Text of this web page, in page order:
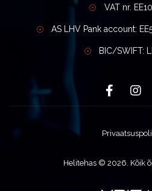
VAT nr.
AS LHV Pank account:
BIC/SWIFT:
Helitehas © 2026. Kõik